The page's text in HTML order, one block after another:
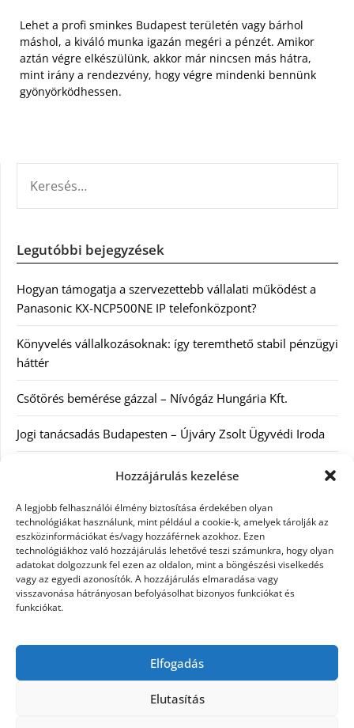
Hozzájárulás kezelése
A legjobb felhasználói élmény biztosítása érdekében olyan
technológiákat használunk, mint például a cookie-k, amelyek tárolják az
eszközinformációkat és/vagy hozzáférnek azokhoz. Ezen
technológiákhoz való hozzájárulás lehetővé teszi számunkra, hogy olyan
adatokat dolgozzunk fel ezen az oldalon, mint a böngészési viselkedés
vagy az egyedi azonosítók. A hozzájárulás elmaradása vagy
visszavonása hátrányosan befolyásolhat bizonyos funkciókat és
funkciókat.
Elfogadás
Elutasítás
Lehet a profi sminkes Budapest területén vagy bárhol
máshol, a kiváló munka igazán megéri a pénzét. Amikor
aztán végre elkészülünk, akkor már nincsen más hátra,
mint irány a rendezvény, hogy végre mindenki bennünk
gyönyörködhessen.
Legutóbbi bejegyzések
Hogyan támogatja a szervezettebb vállalati működést a
Panasonic KX-NCP500NE IP telefonközpont?
Könyvelés vállalkozásoknak: így teremthető stabil pénzügyi
háttér
Csőtörés bemérése gázzal – Nívógáz Hungária Kft.
Jogi tanácsadás Budapesten – Újváry Zsolt Ügyvédi Iroda
Arckrémek – mit érdemes tudni az öregedés lassításáról és
Kategóriák
Egyéb kategória
Szolgáltatás
Szórakozás
Webáruház